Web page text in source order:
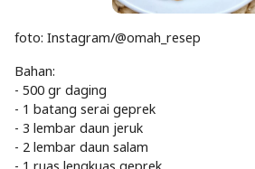
foto: Instagram/@omah_resep
Bahan:
- 500 gr daging
- 1 batang serai geprek
- 3 lembar daun jeruk
- 2 lembar daun salam